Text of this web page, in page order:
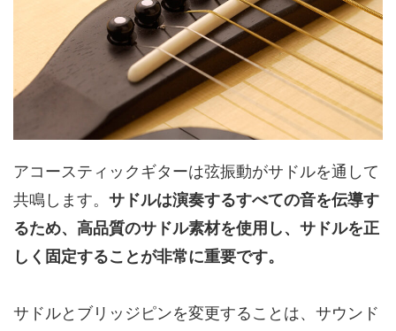
アコースティックギターは弦振動がサドルを通して
共鳴します。 サドルは演奏するすべての音を伝導す
るため、高品質のサドル素材を使用し、サドルを正
しく固定することが非常に重要です。
サドルとブリッジピンを変更することは、サウンド